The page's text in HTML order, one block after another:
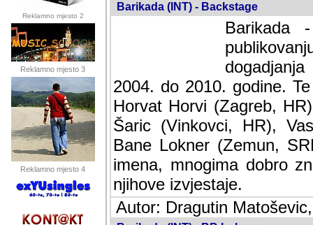
Reklamno mjesto 2
Reklamno mjesto 3
Reklamno mjesto 4
Barikada (INT) - Backstage
Barikada
2004. do 2010. godine.
Horvat Horvi (Zagreb,
Šaric (Vinkovci, HR),
Bane Lokner (Zemun,
imena, mnogima dobro
njihove izvjestaje.
Autor: Dragutin